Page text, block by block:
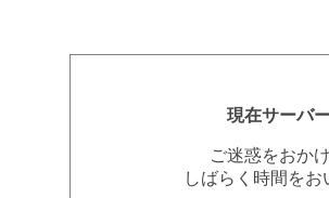
現在サーバ
ご迷惑をおか
しばらく時間を